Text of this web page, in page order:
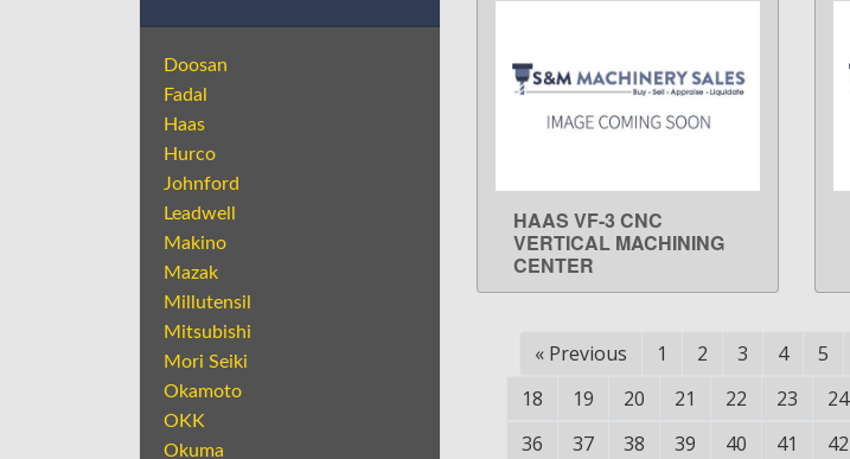
Doosan
Fadal
Haas
Hurco
Johnford
Leadwell
Makino
Mazak
Millutensil
Mitsubishi
Mori Seiki
Okamoto
OKK
Okuma
LEARN MORE
HAAS VF-3 CNC
VERTICAL MACHINING
CENTER
« Previous 1 2 3 4 5
18
19 20 21 22 23 24
36
37 38 39 40 41 42